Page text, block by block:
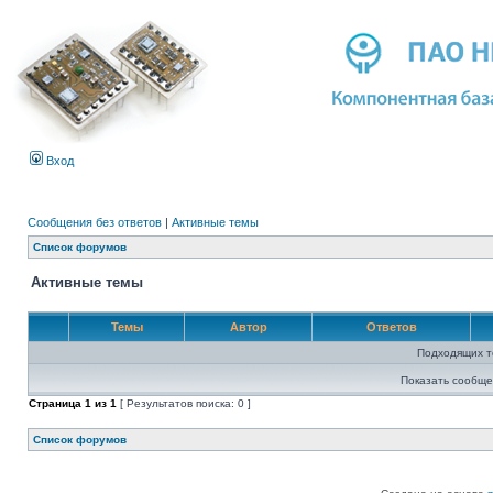
Вход
Сообщения без ответов | Активные темы
Список форумов
Активные темы
Темы Автор Ответов
Подходящих
Показать
Страница 1 из 1 [ Результатов поиска: 0 ]
Список форумов